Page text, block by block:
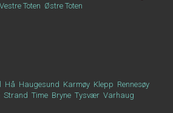
Vestre Toten Østre Toten
Hå Haugesund Karmøy Klepp Rennesøy
Strand Time Bryne Tysvær Varhaug